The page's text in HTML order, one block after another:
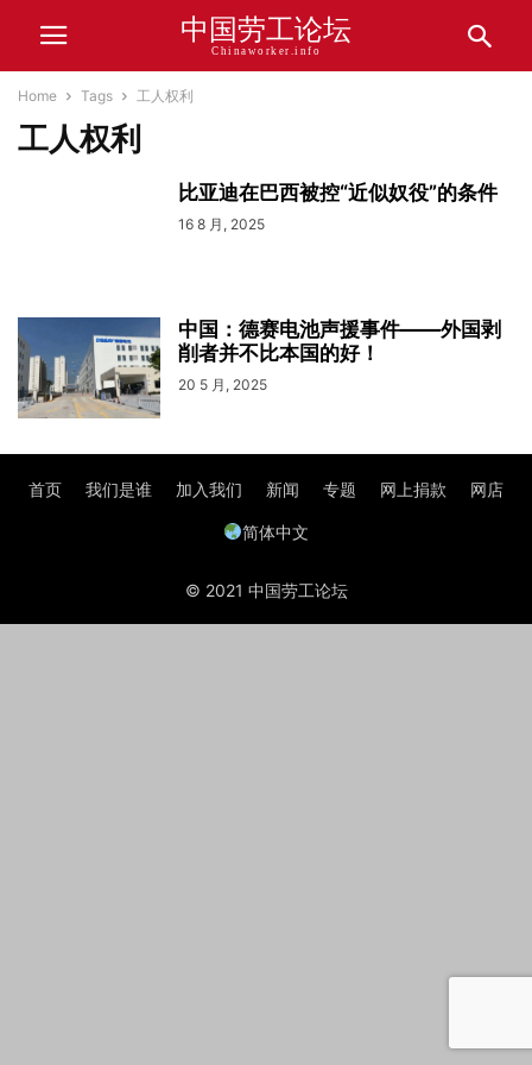
中国劳工论坛
Chinaworker.info
Home Tags 工人权利
工人权利
比亚迪在巴西被控“近似奴役”的条件
16 8 月, 2025
中国：德赛电池声援事件——外国剥
削者并不比本国的好！
20 5 月, 2025
首页 我们是谁 加入我们 新闻 专题 网上捐款 网店
简体中文
© 2021 中国劳工论坛